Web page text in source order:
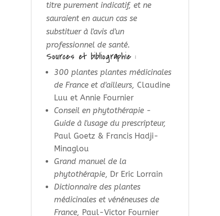
titre purement indicatif, et ne
sauraient en aucun cas se
substituer à l'avis d'un
professionnel de santé.
Sources et bibliographie :
300 plantes plantes médicinales
de France et d'ailleurs, Claudine
Luu et Annie Fournier
Conseil en phytothérapie -
Guide à l'usage du prescripteur,
Paul Goetz & Francis Hadji-
Minaglou
Grand manuel de la
phytothérapie, Dr Eric Lorrain
Dictionnaire des plantes
médicinales et vénéneuses de
France, Paul-Victor Fournier